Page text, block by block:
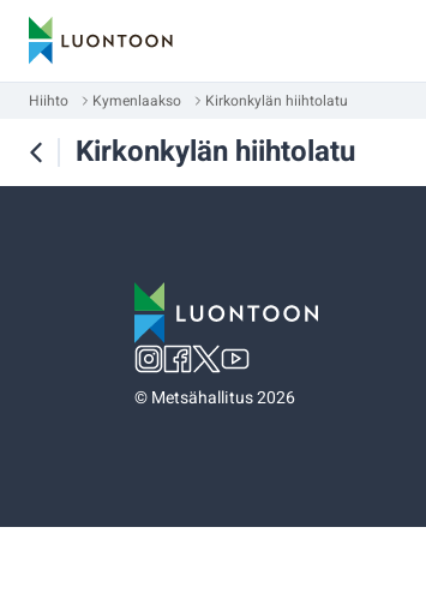
Hiihto Kymenlaakso Kirkonkylän hiihtolatu
Kirkonkylän hiihtolatu
©Metsähallitus 2026